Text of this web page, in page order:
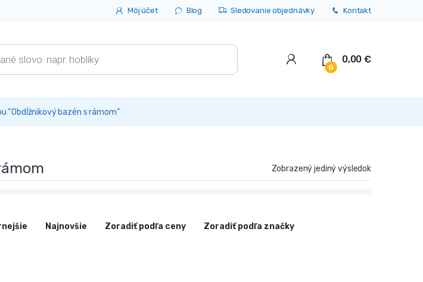
Môj účet Blog Sledovanie objednávky Kontakt
0
0,00€
“Obdĺžnikový bazén s rámom”
Zobrazený jediný výsledok
Najnovšie Zoradiť podľa ceny Zoradiť podľa značky